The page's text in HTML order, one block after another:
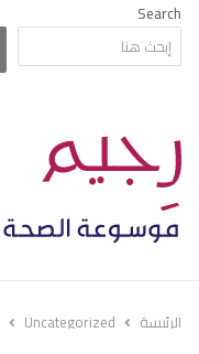
Search
الرئيسة Uncategorized